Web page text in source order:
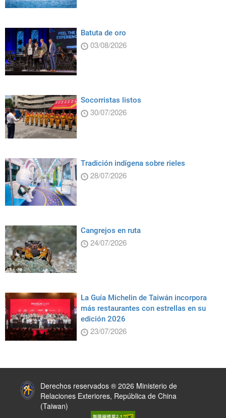
Batuta de oro
03/08/2026
Socorristas listos
30/07/2026
Tradición indígena sobre rieles
28/07/2026
Cangrejos en ruta
24/07/2026
La Guía Michelin de Taiwán incorpora
más restaurantes con estrellas en su
edición 2026
23/07/2026
Derechos reservados ® 2026 Ministerio de
Relaciones Exteriores, República de China
(Taiwan)